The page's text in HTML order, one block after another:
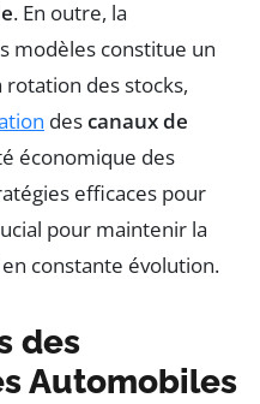
. En outre, la
modèles constitue un
des stocks,
descanaux de
économique des
efficaces pour
pour maintenir la
constante évolution.
des
Automobiles